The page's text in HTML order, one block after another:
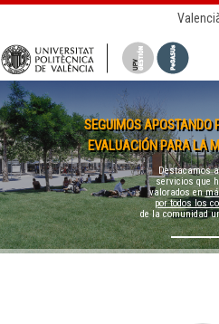
SEGUIMOS APOSTANDO
EVALUACIÓN PARA LA
Destacamos
servicios que
valorados en
por todos los
de la comunidad